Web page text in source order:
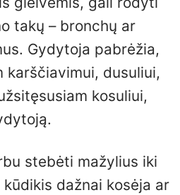
takų – bronchų ar
Gydytoja pabrėžia,
karščiavimui, dusuliui,
kosuliui,
stebėti mažylius iki
dažnai kosėja ar